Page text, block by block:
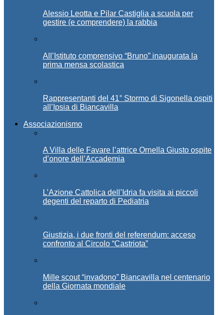
Alessio Leotta e Pilar Castiglia a scuola per
gestire (e comprendere) la rabbia
All’Istituto comprensivo “Bruno” inaugurata la
prima mensa scolastica
Rappresentanti del 41° Stormo di Sigonella ospiti
all’Ipsia di Biancavilla
Associazionismo
A Villa delle Favare l’attrice Ornella Giusto ospite
d’onore dell’Accademia
L’Azione Cattolica dell’Idria fa visita ai piccoli
degenti del reparto di Pediatria
Giustizia, i due fronti del referendum: acceso
confronto al Circolo “Castriota”
Mille scout “invadono” Biancavilla nel centenario
della Giornata mondiale